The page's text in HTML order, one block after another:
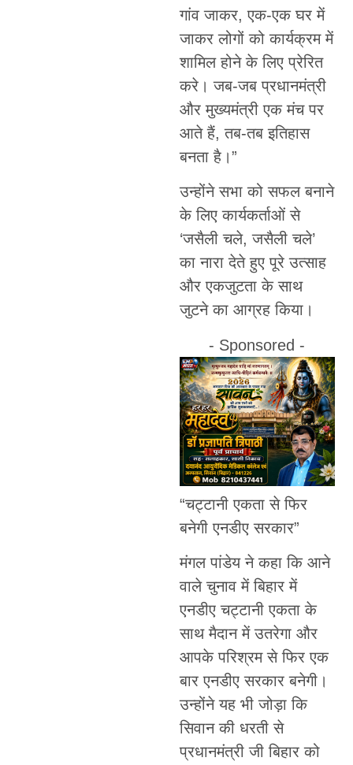
गांव जाकर, एक-एक घर में
जाकर लोगों को कार्यक्रम में
शामिल होने के लिए प्रेरित
करे। जब-जब प्रधानमंत्री
और मुख्यमंत्री एक मंच पर
आते हैं, तब-तब इतिहास
बनता है।”
उन्होंने सभा को सफल बनाने
के लिए कार्यकर्ताओं से
‘जसैली चले, जसैली चले’
का नारा देते हुए पूरे उत्साह
और एकजुटता के साथ
जुटने का आग्रह किया।
- Sponsored -
“चट्टानी एकता से फिर
बनेगी एनडीए सरकार”
मंगल पांडेय ने कहा कि आने
वाले चुनाव में बिहार में
एनडीए चट्टानी एकता के
साथ मैदान में उतरेगा और
आपके परिश्रम से फिर एक
बार एनडीए सरकार बनेगी।
उन्होंने यह भी जोड़ा कि
सिवान की धरती से
प्रधानमंत्री जी बिहार को